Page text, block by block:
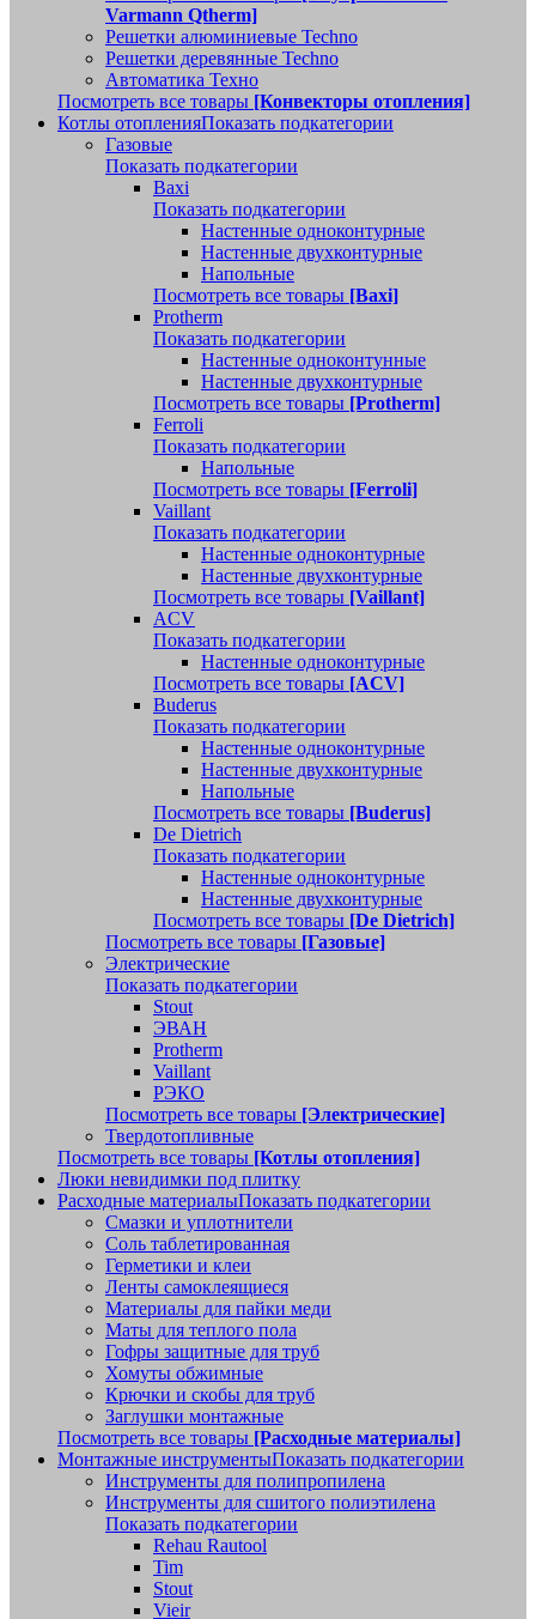
Varmann Qtherm]
Решетки алюминиевые Techno
Решетки деревянные Techno
Автоматика Техно
Посмотреть все товары [Конвекторы отопления]
Котлы отопленияПоказать подкатегории
Газовые
Показать подкатегории
Baxi
Показать подкатегории
Настенные одноконтурные
Настенные двухконтурные
Напольные
Посмотреть все товары [Baxi]
Protherm
Показать подкатегории
Настенные одноконтунные
Настенные двухконтурные
Посмотреть все товары [Protherm]
Ferroli
Показать подкатегории
Напольные
Посмотреть все товары [Ferroli]
Vaillant
Показать подкатегории
Настенные одноконтурные
Настенные двухконтурные
Посмотреть все товары [Vaillant]
ACV
Показать подкатегории
Настенные одноконтурные
Посмотреть все товары [ACV]
Buderus
Показать подкатегории
Настенные одноконтурные
Настенные двухконтурные
Напольные
Посмотреть все товары [Buderus]
De Dietrich
Показать подкатегории
Настенные одноконтурные
Настенные двухконтурные
Посмотреть все товары [De Dietrich]
Посмотреть все товары [Газовые]
Электрические
Показать подкатегории
Stout
ЭВАН
Protherm
Vaillant
РЭКО
Посмотреть все товары [Электрические]
Твердотопливные
Посмотреть все товары [Котлы отопления]
Люки невидимки под плитку
Расходные материалыПоказать подкатегории
Смазки и уплотнители
Соль таблетированная
Герметики и клеи
Ленты самоклеящиеся
Материалы для пайки меди
Маты для теплого пола
Гофры защитные для труб
Хомуты обжимные
Крючки и скобы для труб
Заглушки монтажные
Посмотреть все товары [Расходные материалы]
Монтажные инструментыПоказать подкатегории
Инструменты для полипропилена
Инструменты для сшитого полиэтилена
Показать подкатегории
Rehau Rautool
Tim
Stout
Vieir